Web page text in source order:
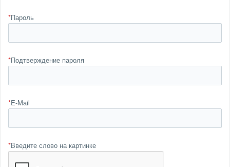
*Пароль
*Подтверждение пароля
*E-Mail
*Введите слово на картинке